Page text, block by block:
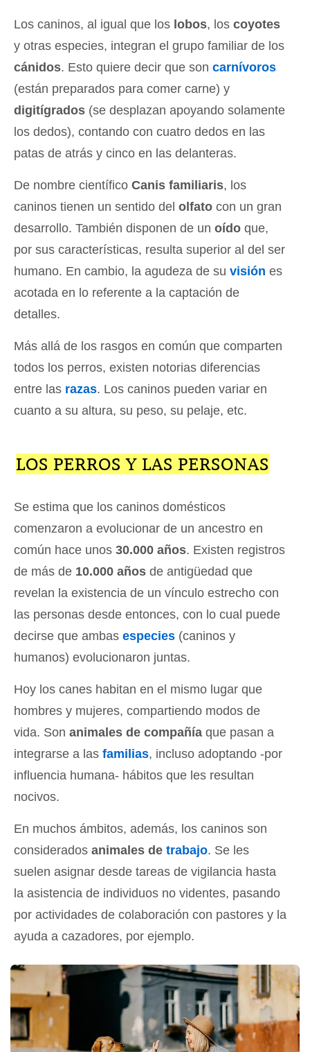
Los caninos, al igual que los lobos, los coyotes
y otras especies, integran el grupo familiar de los
cánidos. Esto quiere decir que son carnívoros
(están preparados para comer carne) y
digitígrados (se desplazan apoyando solamente
los dedos), contando con cuatro dedos en las
patas de atrás y cinco en las delanteras.
De nombre científico Canis familiaris, los
caninos tienen un sentido del olfato con un gran
desarrollo. También disponen de un oído que,
por sus características, resulta superior al del ser
humano. En cambio, la agudeza de su visión es
acotada en lo referente a la captación de
detalles.
Más allá de los rasgos en común que comparten
todos los perros, existen notorias diferencias
entre las razas. Los caninos pueden variar en
cuanto a su altura, su peso, su pelaje, etc.
LOS PERROS Y LAS PERSONAS
Se estima que los caninos domésticos
comenzaron a evolucionar de un ancestro en
común hace unos 30.000 años. Existen registros
de más de 10.000 años de antigüedad que
revelan la existencia de un vínculo estrecho con
las personas desde entonces, con lo cual puede
decirse que ambas especies (caninos y
humanos) evolucionaron juntas.
Hoy los canes habitan en el mismo lugar que
hombres y mujeres, compartiendo modos de
vida. Son animales de compañía que pasan a
integrarse a las familias, incluso adoptando -por
influencia humana- hábitos que les resultan
nocivos.
En muchos ámbitos, además, los caninos son
considerados animales de trabajo. Se les
suelen asignar desde tareas de vigilancia hasta
la asistencia de individuos no videntes, pasando
por actividades de colaboración con pastores y la
ayuda a cazadores, por ejemplo.